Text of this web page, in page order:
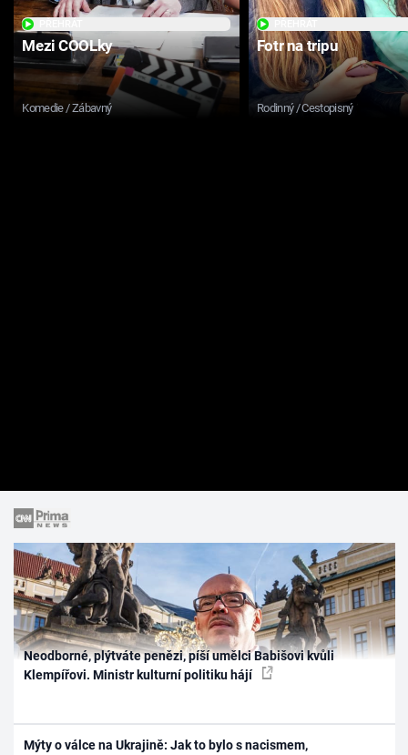
Mezi COOLky
Komedie / Zábavný
Fotr na tripu
Rodinný / Cestopisný
Neodborné, plýtváte penězi, píší umělci Babišovi kvůli
Klempířovi. Ministr kulturní politiku hájí
Mýty o válce na Ukrajině: Jak to bylo s nacismem,